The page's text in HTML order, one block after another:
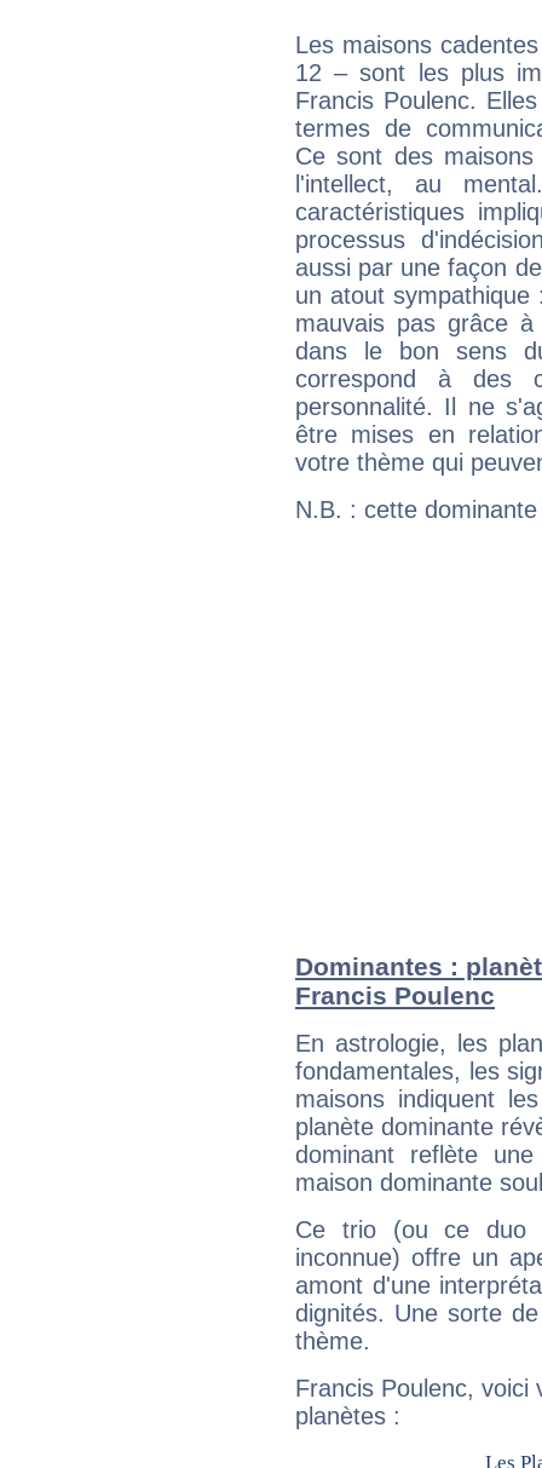
Les maisons
12 – sont les plus
Francis Poulenc.
termes de
Ce sont des
l'intellect, au
caractéristiques
processus
aussi par une façon
un atout
mauvais pas grâce
dans le bon sens
correspond à des
personnalité. Il ne
être mises en
votre thème qui
N.B. : cette
Dominantes :
Francis Poulenc
En astrologie, les
fondamentales, les
maisons indiquent
planète dominante
dominant reflète
maison dominante
Ce trio (ou ce duo
inconnue) offre un
amont d'une
dignités. Une sorte
thème.
Francis Poulenc, voici
planètes :